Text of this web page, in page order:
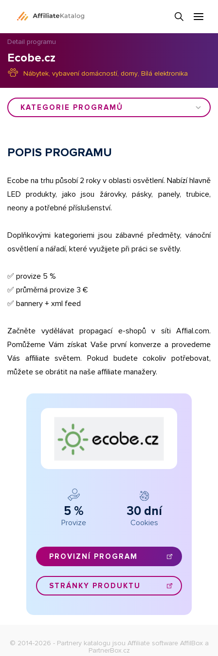
Detail programu
Ecobe.cz
Nábytek, vybavení domácností, domy, Bílá elektronika
KATEGORIE PROGRAMŮ
POPIS PROGRAMU
Ecobe na trhu působí 2 roky v oblasti osvětlení. Nabízí hlavně
LED produkty, jako jsou žárovky, pásky, panely, trubice,
neony a potřebné příslušenství.
Doplňkovými kategoriemi jsou zábavné předměty, vánoční
osvětlení a nářadí, které využijete při práci se světly.
✅ provize 5 %
✅ průměrná provize 3 €
✅ bannery + xml feed
Začněte vydělávat propagací e-shopů v síti Affial.com.
Pomůžeme Vám získat Vaše první konverze a provedeme
Vás affiliate světem. Pokud budete cokoliv potřebovat,
můžete se obrátit na naše affiliate manažery.
5 %
Provize
30 dní
Cookies
PROVIZNÍ PROGRAM
STRÁNKY PRODUKTU
© 2014-2026 - Partnery katalogu jsou Affiliate software AffilBox a
PartnerBox.cz